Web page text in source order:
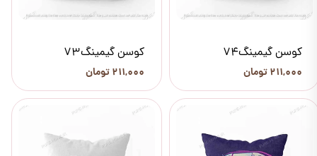
کوسن گیمینگ74
۲۱۱,۰۰۰ تومان
کوسن گیمینگ73
۲۱۱,۰۰۰ تومان